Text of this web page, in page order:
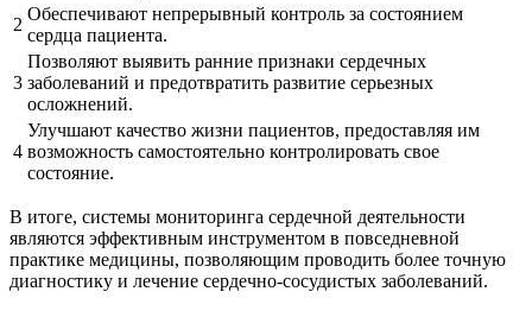
2
Обеспечивают непрерывный контроль за состоянием
сердца пациента.
3
Позволяют выявить ранние признаки сердечных
заболеваний и предотвратить развитие серьезных
осложнений.
4
Улучшают качество жизни пациентов, предоставляя им
возможность самостоятельно контролировать свое
состояние.
В итоге, системы мониторинга сердечной деятельности
являются эффективным инструментом в повседневной
практике медицины, позволяющим проводить более точную
диагностику и лечение сердечно-сосудистых заболеваний.